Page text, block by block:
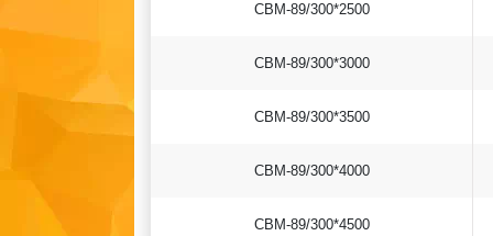
СВМ-89/300*2500
СВМ-89/300*3000
СВМ-89/300*3500
СВМ-89/300*4000
СВМ-89/300*4500